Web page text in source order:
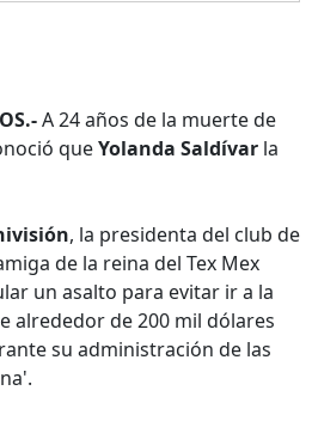
A 24 años de la muerte de
queYolanda Saldívar la
, la presidenta del club de
de la reina del Tex Mex
un asalto para evitar ir a la
alrededor de 200 mil dólares
su administración de las